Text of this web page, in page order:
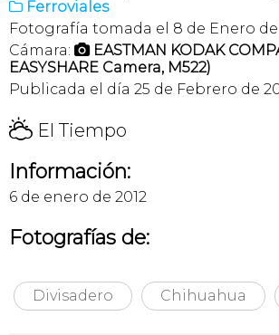
 Ferroviales
Fotografía tomada el 8 de Enero de
Cámara:  EASTMAN KODAK
EASYSHARE Camera, M522)
Publicada el día 25 de Febrero de
H El Tiempo
Información:
6 de enero de 2012
Fotografías de:
Divisadero Chihuahua